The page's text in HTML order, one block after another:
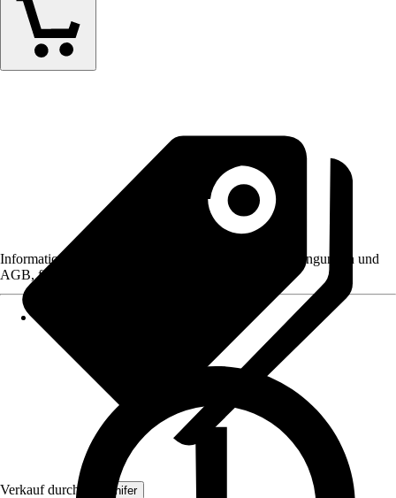
Verkauf durch: Organifer
Informationen des Verkäufers, wie z. B. Rückgabebedingungen und
AGB, finden Sie bei Klick auf den Verkäufernamen.